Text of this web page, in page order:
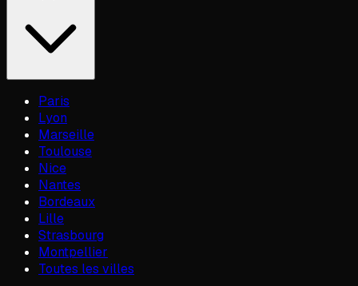
Paris
Lyon
Marseille
Toulouse
Nice
Nantes
Bordeaux
Lille
Strasbourg
Montpellier
Toutes les villes